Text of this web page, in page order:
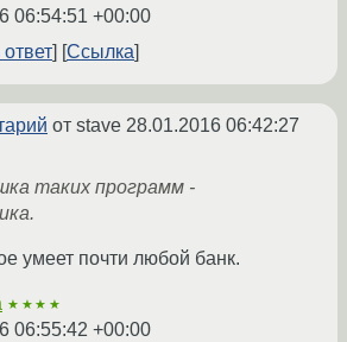
06:54:51 +00:00
Ссылка
от stave 28.01.2016 06:42:27
таких программ -
умеет почти любой банк.
★★★★
06:55:42 +00:00